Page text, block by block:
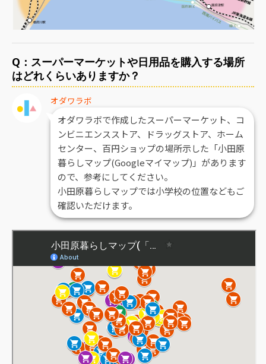
Q：スーパーマーケットや日用品を購入する場所
はどれくらいありますか？
オダワラボ
オダワラボで作成したスーパーマーケット、コ
ンビニエンスストア、ドラッグストア、ホーム
センター、百円ショップの場所示した「小田原
暮らしマップ(Googleマイマップ)」があります
ので、参考にしてください。
小田原暮らしマップでは小学校の位置などもご
確認いただけます。